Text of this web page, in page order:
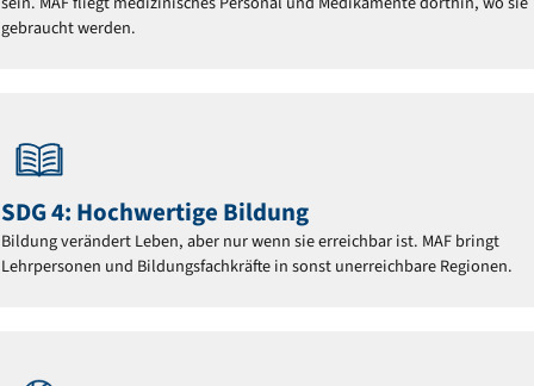
gebraucht werden.
SDG 4: Hochwertige Bildung
Bildung verändert Leben, aber nur wenn sie erreichbar ist. MAF bringt
Lehrpersonen und Bildungsfachkräfte in sonst unerreichbare Regionen.